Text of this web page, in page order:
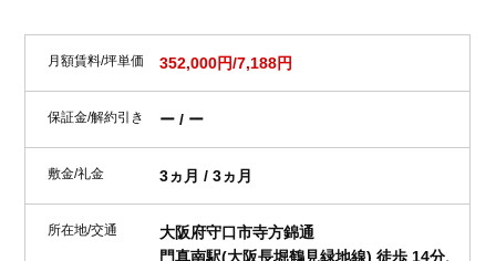
月額賃料/坪単価 352,000円/7,188円
保証金/解約引き ー / ー
敷金/礼金 3ヵ月 / 3ヵ月
所在地/交通
大阪府守口市寺方錦通
門真南駅(大阪長堀鶴見緑地線) 徒歩 14分、